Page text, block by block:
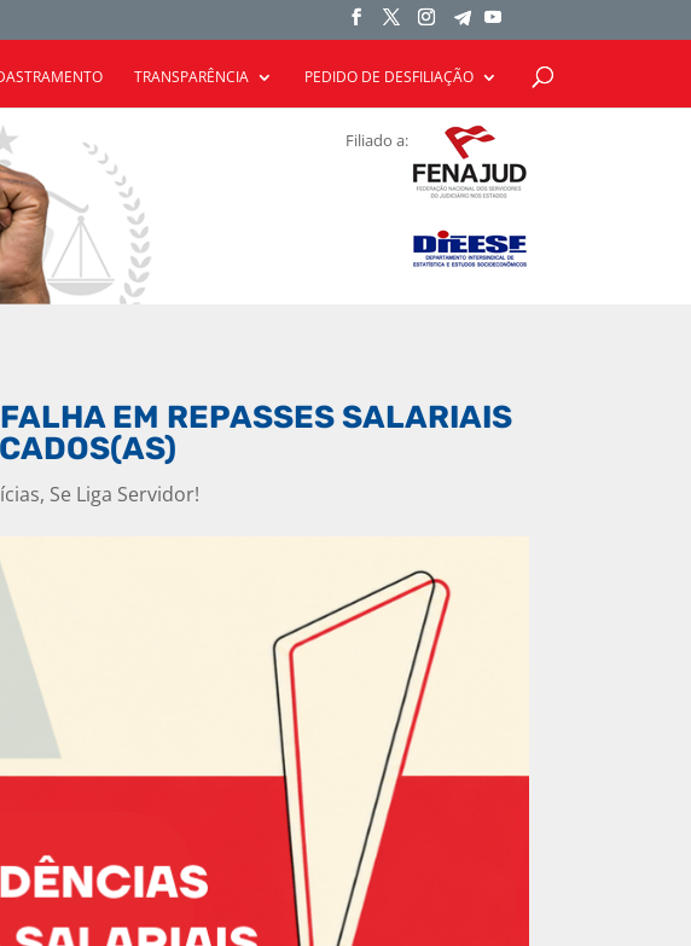
TRANSPARÊNCIA PEDIDO DE DESFILIAÇÃO
Filiado a:
EM REPASSES SALARIAIS
, Se Liga Servidor!